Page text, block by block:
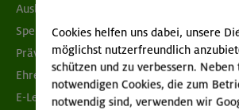
Ausbildung & Jobs
Spenden
Prävention sexualisierter Gewalt
Ehrenamtsbörse
E-Learning
Cookies helfen uns dabei, unsere
möglichst nutzerfreundlich
schützen und zu verbessern. Neben
notwendigen Cookies, die zum
notwendig sind, verwenden wir